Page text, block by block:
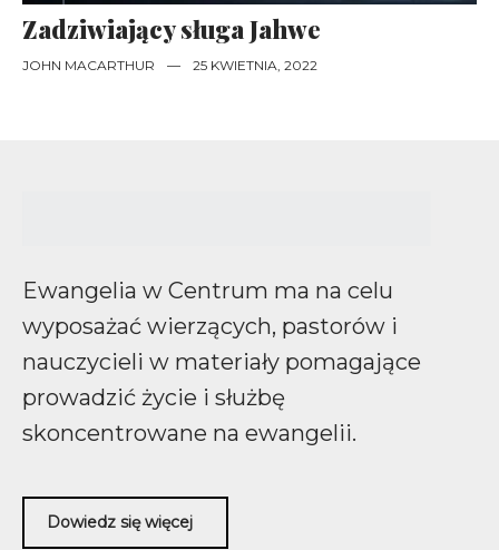
Zadziwiający sługa Jahwe
JOHN MACARTHUR — 25 KWIETNIA, 2022